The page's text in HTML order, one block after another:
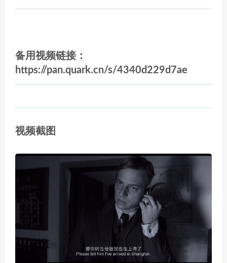
备用视频链接：
https://pan.quark.cn/s/4340d229d7ae
视频截图